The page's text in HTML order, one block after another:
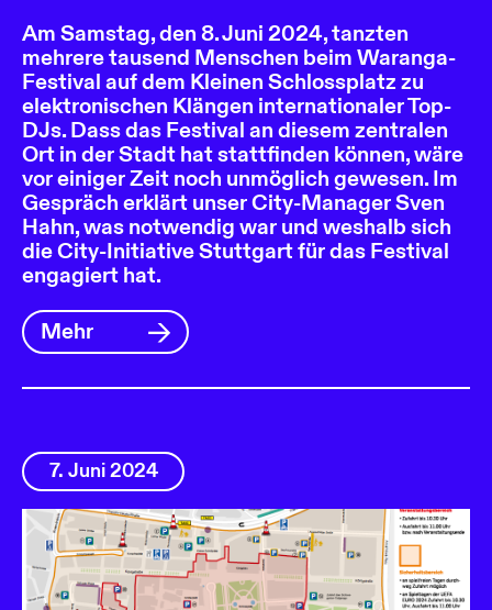
Am Samstag, den 8. Juni 2024, tanzten
mehrere tausend Menschen beim Waranga-
Festival auf dem Kleinen Schlossplatz zu
elektronischen Klängen internationaler Top-
DJs. Dass das Festival an diesem zentralen
Ort in der Stadt hat stattfinden können, wäre
vor einiger Zeit noch unmöglich gewesen. Im
Gespräch erklärt unser City-Manager Sven
Hahn, was notwendig war und weshalb sich
die City-Initiative Stuttgart für das Festival
engagiert hat.
Mehr
7. Juni 2024